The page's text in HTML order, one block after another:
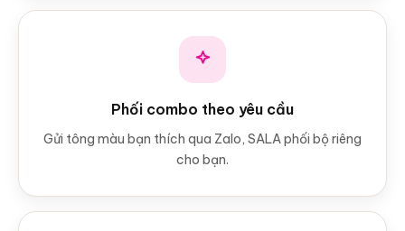
Phối combo theo yêu cầu
Gửi tông màu bạn thích qua Zalo, SALA phối bộ riêng
cho bạn.